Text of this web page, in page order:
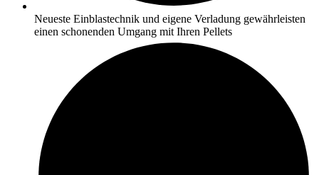
Neueste Einblastechnik und eigene Verladung gewährleisten
einen schonenden Umgang mit Ihren Pellets